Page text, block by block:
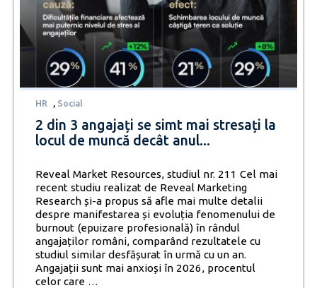
HR , Social
2 din 3 angajați se simt mai stresați la
locul de muncă decât anul...
Reveal Market Resources, studiul nr. 211 Cel mai
recent studiu realizat de Reveal Marketing
Research și-a propus să afle mai multe detalii
despre manifestarea și evoluția fenomenului de
burnout (epuizare profesională) în rândul
angajaților români, comparând rezultatele cu
studiul similar desfășurat în urmă cu un an.
Angajații sunt mai anxioși în 2026, procentul
celor care …